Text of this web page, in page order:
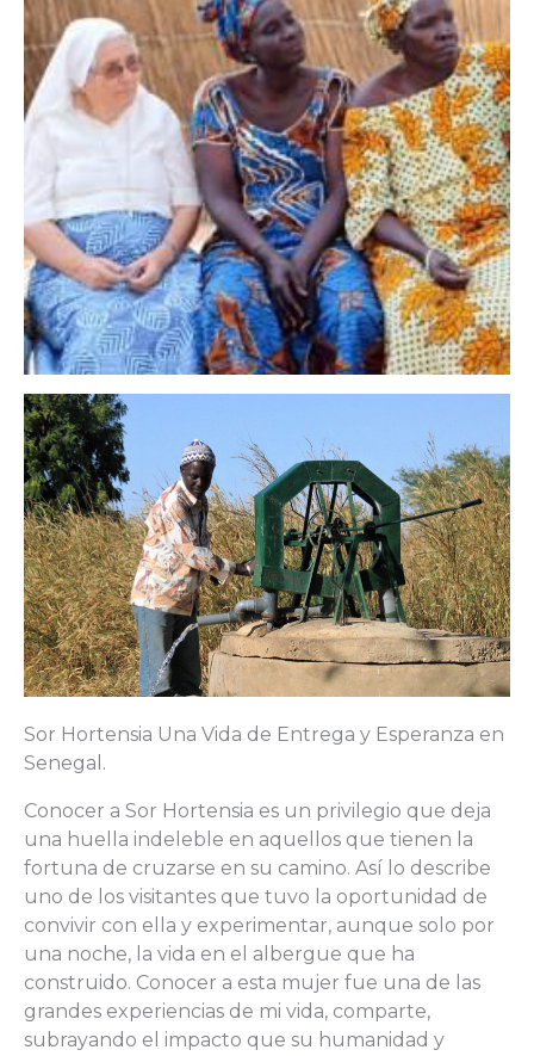
Sor Hortensia Una Vida de Entrega y Esperanza en
Senegal.
Conocer a Sor Hortensia es un privilegio que deja
una huella indeleble en aquellos que tienen la
fortuna de cruzarse en su camino. Así lo describe
uno de los visitantes que tuvo la oportunidad de
convivir con ella y experimentar, aunque solo por
una noche, la vida en el albergue que ha
construido. Conocer a esta mujer fue una de las
grandes experiencias de mi vida, comparte,
subrayando el impacto que su humanidad y